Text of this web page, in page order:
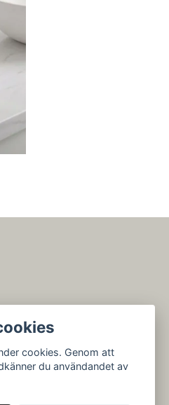
cookies. Genom att
du användandet av